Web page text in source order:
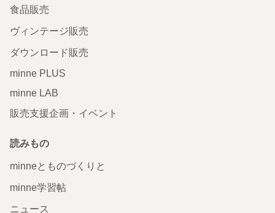
食品販売
ヴィンテージ販売
ダウンロード販売
minne PLUS
minne LAB
販売支援企画・イベント
読みもの
minneとものづくりと
minne学習帖
ニュース